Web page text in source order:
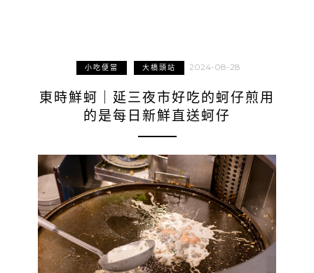
小吃便當 大橋頭站 2024-08-28
東時鮮蚵｜延三夜市好吃的蚵仔煎用
的是每日新鮮直送蚵仔